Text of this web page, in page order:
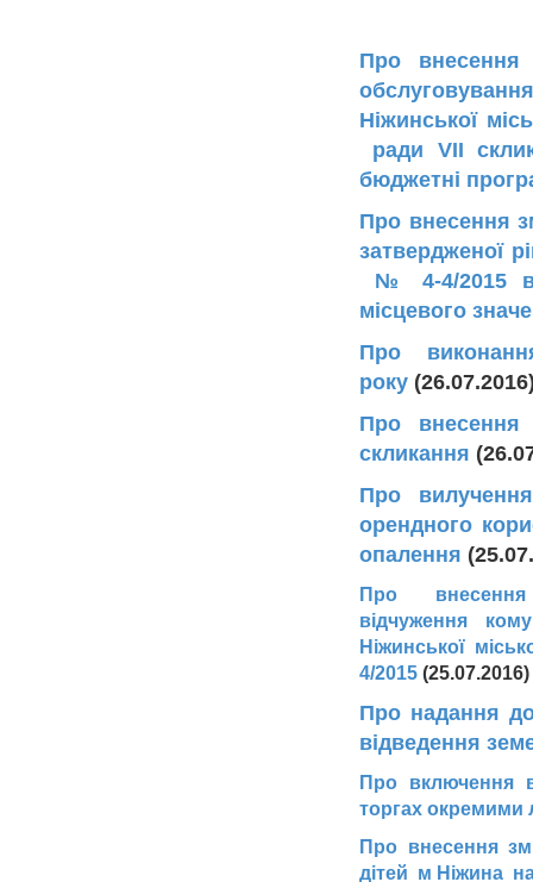
Про
Ніжинської
ради VII
бюджетні
Про внесення
затвердженої
№ 4-4/2015
місцевого
Про
року
Про внесення
cкликання
Про
орендного
опалення
Про
відчуження
Ніжинської
4/2015 (25.07.2016)
Про надання
відведення
Про включення
торгах окремими
Про внесення
дітей м Ніжина